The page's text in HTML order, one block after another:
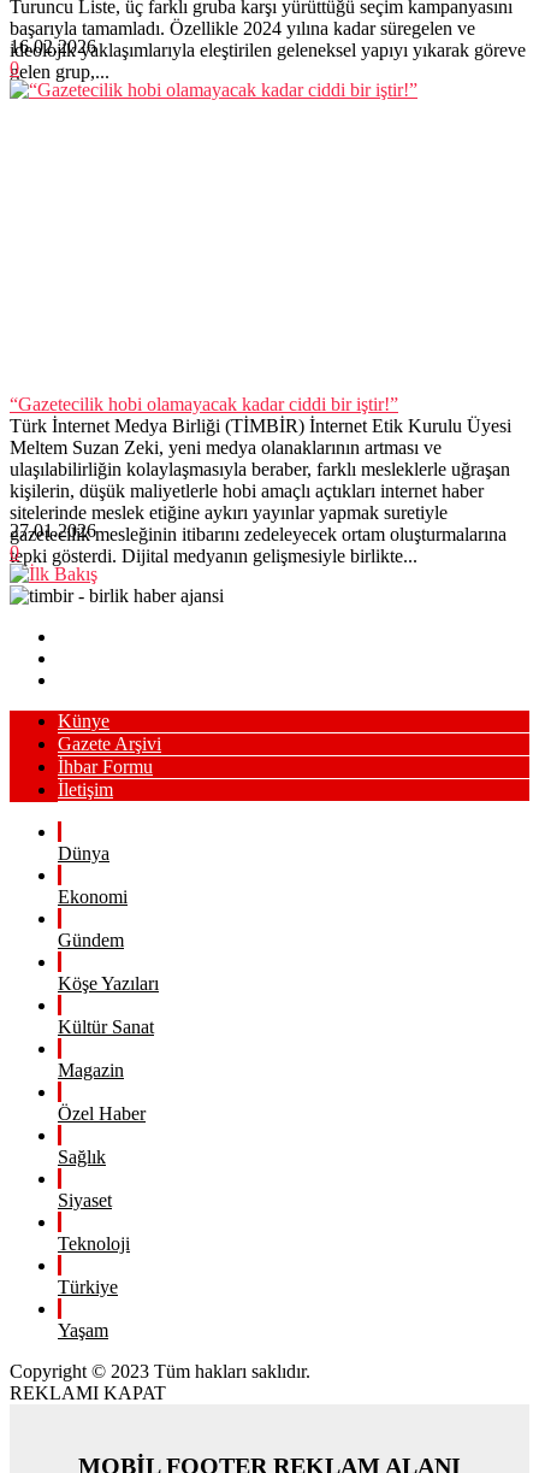
Turuncu Liste, üç farklı gruba karşı yürüttüğü seçim kampanyasını
başarıyla tamamladı. Özellikle 2024 yılına kadar süregelen ve
ideolojik yaklaşımlarıyla eleştirilen geleneksel yapıyı yıkarak göreve
gelen grup,...
16.02.2026
0
“Gazetecilik hobi olamayacak kadar ciddi bir iştir!”
Türk İnternet Medya Birliği (TİMBİR) İnternet Etik Kurulu Üyesi
Meltem Suzan Zeki, yeni medya olanaklarının artması ve
ulaşılabilirliğin kolaylaşmasıyla beraber, farklı mesleklerle uğraşan
kişilerin, düşük maliyetlerle hobi amaçlı açtıkları internet haber
sitelerinde meslek etiğine aykırı yayınlar yapmak suretiyle
gazetecilik mesleğinin itibarını zedeleyecek ortam oluşturmalarına
tepki gösterdi. Dijital medyanın gelişmesiyle birlikte...
27.01.2026
0
Künye
Gazete Arşivi
İhbar Formu
İletişim
Dünya
Ekonomi
Gündem
Köşe Yazıları
Kültür Sanat
Magazin
Özel Haber
Sağlık
Siyaset
Teknoloji
Türkiye
Yaşam
Copyright © 2023 Tüm hakları saklıdır.
REKLAMI KAPAT
MOBİL FOOTER REKLAM ALANI